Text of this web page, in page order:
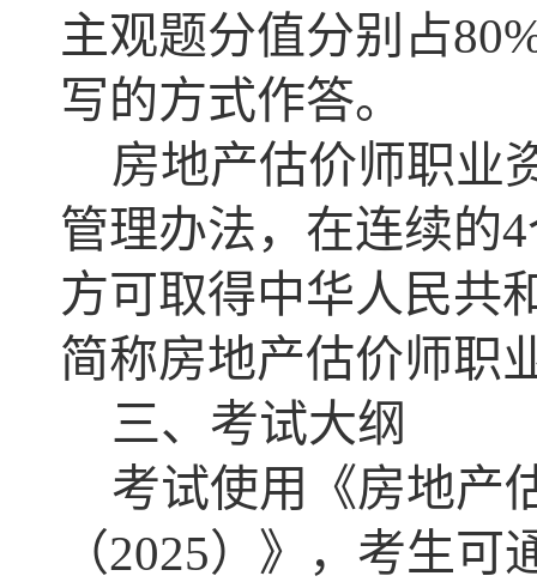
主观题分值分别占
写的方式作答。
房地产估价师职业
管理办法，在连续的
方可取得中华人民共
简称房地产估价师职
三、考试大纲
考试使用《房地产
（2025）》，考生